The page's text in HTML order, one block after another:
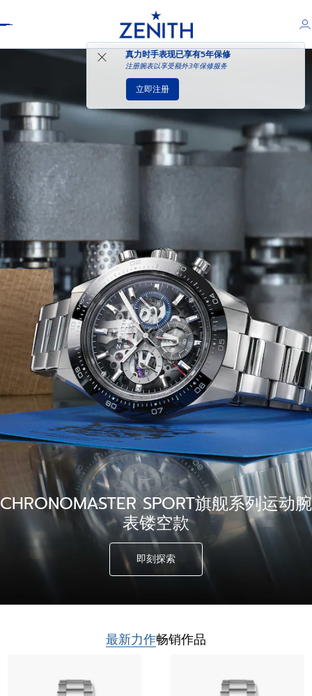
真力时手表现已享有5年保修
注册腕表以享受额外3年保修服务
立即注册
CHRONOMASTER SPORT旗舰系列运动腕
表镂空款
即刻探索
最新力作畅销作品